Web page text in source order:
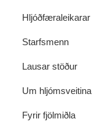
Hljóðfæraleikarar
Starfsmenn
Lausar stöður
Um hljómsveitina
Fyrir fjölmiðla